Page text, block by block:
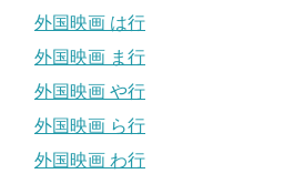
外国映画 は行
外国映画 ま行
外国映画 や行
外国映画 ら行
外国映画 わ行